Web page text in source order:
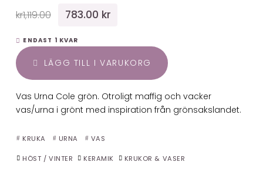
kr1,119.00 783.00 kr
ENDAST 1 KVAR
LÄGG TILL I VARUKORG
Vas Urna Cole grön. Otroligt maffig och vacker
vas/urna i grönt med inspiration från grönsakslandet.
KRUKA URNA VAS
HÖST / VINTER KERAMIK KRUKOR & VASER